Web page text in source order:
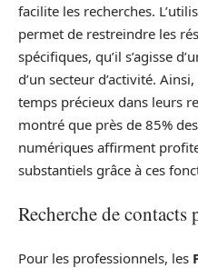
facilite les recherches.
permet de restreindre les
spécifiques, qu’il s’agisse
d’un secteur d’activité.
temps précieux dans leurs
montré que près de 85%
numériques affirment
substantiels grâce à ces
Recherche de contacts
Pour les professionnels, les